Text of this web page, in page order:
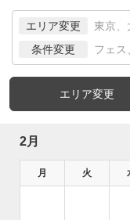
エリア変更 東京、
条件変更 フェス
エリア変更
2月
月 火